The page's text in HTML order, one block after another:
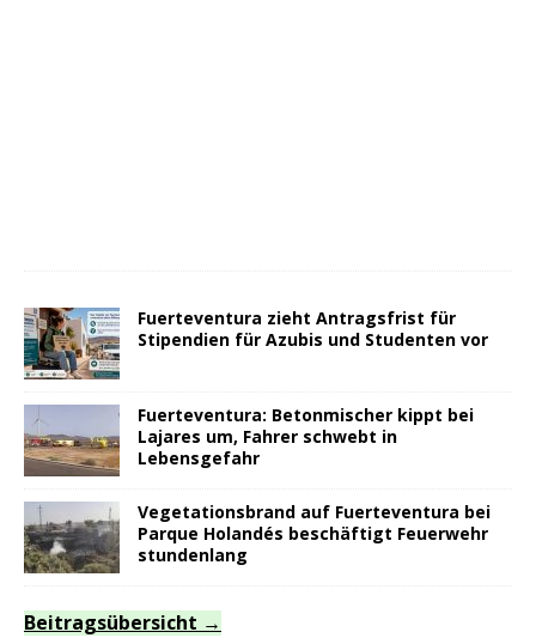
Fuerteventura zieht Antragsfrist für
Stipendien für Azubis und Studenten vor
Fuerteventura: Betonmischer kippt bei
Lajares um, Fahrer schwebt in
Lebensgefahr
Vegetationsbrand auf Fuerteventura bei
Parque Holandés beschäftigt Feuerwehr
stundenlang
Beitragsübersicht